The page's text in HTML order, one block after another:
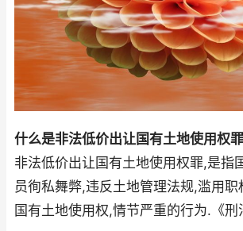
什么是非法低价出让国有土地使用权罪
非法低价出让国有土地使用权罪,是指
员徇私舞弊,违反土地管理法规,滥用职
国有土地使用权,情节严重的行为.《